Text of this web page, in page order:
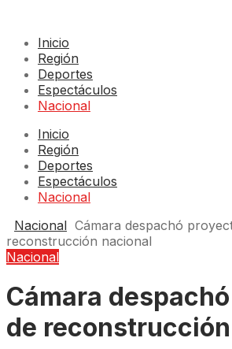
Inicio
Región
Deportes
Espectáculos
Nacional
Inicio
Región
Deportes
Espectáculos
Nacional
Nacional Cámara despachó
reconstrucción nacional
Nacional
Cámara
de